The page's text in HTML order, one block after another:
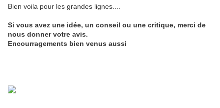
Bien voila pour les grandes lignes....
Si vous avez une idée, un conseil ou une critique, merci de
nous donner votre avis.
Encourragements bien venus aussi